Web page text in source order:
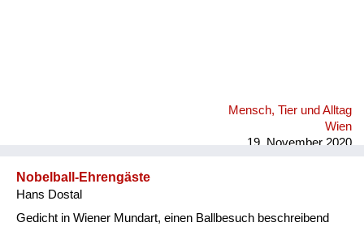
Mensch, Tier und Alltag
Wien
19. November 2020
Nobelball-Ehrengäste
Hans Dostal
Gedicht in Wiener Mundart, einen Ballbesuch beschreibend